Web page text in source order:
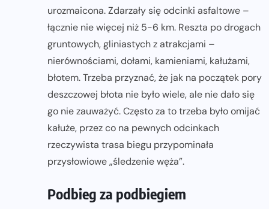
urozmaicona. Zdarzały się odcinki asfaltowe –
łącznie nie więcej niż 5-6 km. Reszta po drogach
gruntowych, gliniastych z atrakcjami –
nierównościami, dołami, kamieniami, kałużami,
błotem. Trzeba przyznać, że jak na początek pory
deszczowej błota nie było wiele, ale nie dało się
go nie zauważyć. Często za to trzeba było omijać
kałuże, przez co na pewnych odcinkach
rzeczywista trasa biegu przypominała
przysłowiowe „śledzenie węża”.
Podbieg za podbiegiem